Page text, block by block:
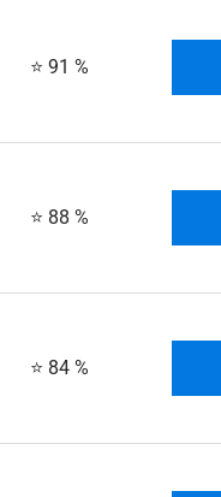
⭐ 91 %
⭐ 88 %
⭐ 84 %